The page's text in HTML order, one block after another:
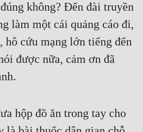
không? Đến đài truyền
làm một cái quảng cáo đi,
hô cứu mạng lớn tiếng đến
được nữa, cảm ơn đã
hộp đồ ăn trong tay cho